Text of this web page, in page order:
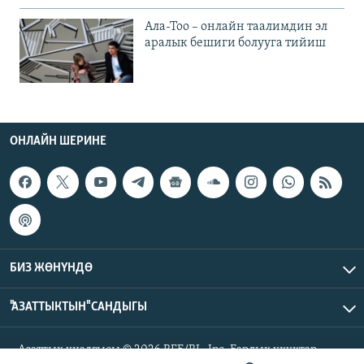
Ала-Тоо – онлайн таалимдин эл
аралык бешиги болууга тийиш
ОНЛАЙН ШЕРИНЕ
БИЗ ЖӨНҮНДӨ
"АЗАТТЫКТЫН" САНДЫГЫ
Азаттык үналгысы © 2026 RFE/RL, Inc. Бардык укуктар